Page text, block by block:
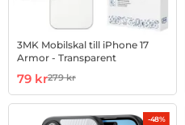
3MK Mobilskal till iPhone 17
Armor - Transparent
Art. nr 1002988433
rea pris
79 krtidigare pris
279 kr
-48%